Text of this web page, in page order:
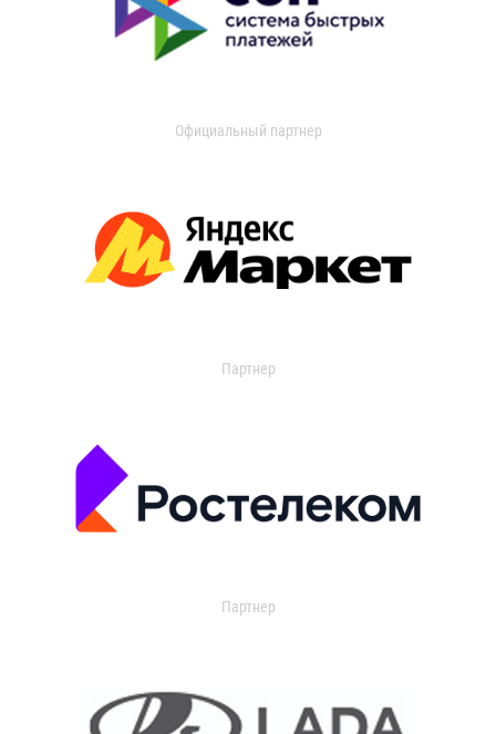
Официальный партнер
Партнер
Партнер